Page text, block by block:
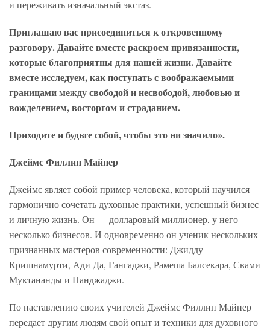
и переживать изначальный экстаз.
Приглашаю вас присоединиться к откровенному
разговору. Давайте вместе раскроем привязанности,
которые благоприятны для нашей жизни. Давайте
вместе исследуем, как поступать с воображаемыми
границами между свободой и несвободой, любовью и
вожделением, восторгом и страданием.
Приходите и будьте собой, чтобы это ни значило».
Джеймс Филлип Майнер
Джеймс являет собой пример человека, который научился
гармонично сочетать духовные практики, успешный бизнес
и личную жизнь. Он — долларовый миллионер, у него
несколько бизнесов. И одновременно он ученик нескольких
признанных мастеров современности: Джидду
Кришнамурти, Ади Да, Гангаджи, Рамеша Балсекара, Свами
Муктананды и Панджаджи.
По наставлению своих учителей Джеймс Филлип Майнер
передает другим людям свой опыт и техники для духовного